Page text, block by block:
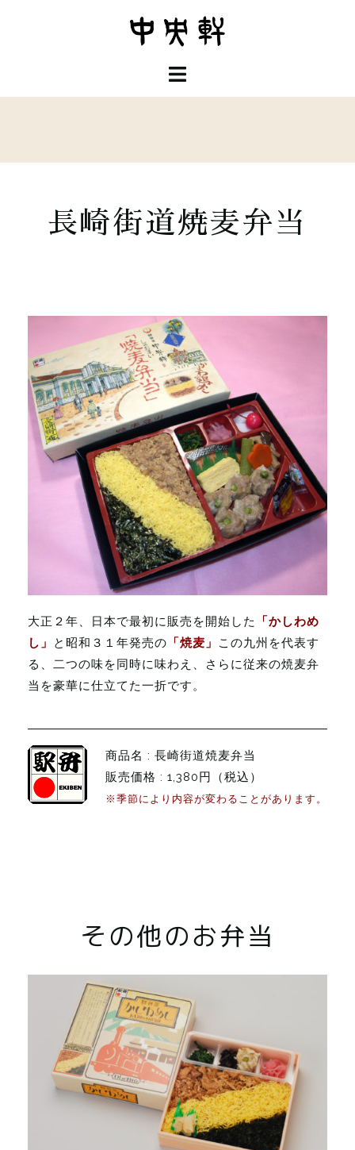
長崎街道焼麦弁当
大正２年、日本で最初に販売を開始した
「かしわめ
し」
と昭和３１年発売の 「焼麦」
この九州を代表す
る、二つの味を同時に味わえ、さらに従来の焼麦弁
当を豪華に仕立てた一折です。
商品名 : 長崎街道焼麦弁当
販売価格 : 1,380円（税込）
※季節により内容が変わることがあります。
その他のお弁当